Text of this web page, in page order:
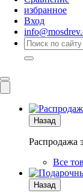
избранное
Вход
Назад
Распродажа
Все
Назад